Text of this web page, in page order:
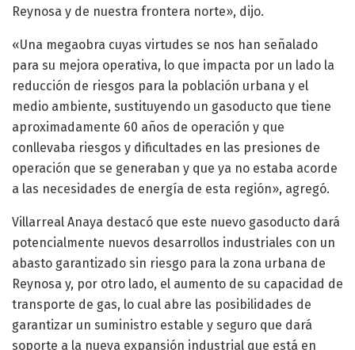
Reynosa y de nuestra frontera norte», dijo.
«Una megaobra cuyas virtudes se nos han señalado
para su mejora operativa, lo que impacta por un lado la
reducción de riesgos para la población urbana y el
medio ambiente, sustituyendo un gasoducto que tiene
aproximadamente 60 años de operación y que
conllevaba riesgos y dificultades en las presiones de
operación que se generaban y que ya no estaba acorde
a las necesidades de energía de esta región», agregó.
Villarreal Anaya destacó que este nuevo gasoducto dará
potencialmente nuevos desarrollos industriales con un
abasto garantizado sin riesgo para la zona urbana de
Reynosa y, por otro lado, el aumento de su capacidad de
transporte de gas, lo cual abre las posibilidades de
garantizar un suministro estable y seguro que dará
soporte a la nueva expansión industrial que está en